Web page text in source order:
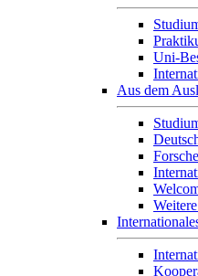
Uni-
Aus dem